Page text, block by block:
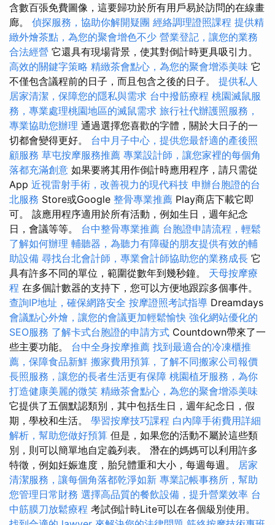
含數百張免費圖像，這要歸功於所有用戶易於訪問的在線畫
廊。 偵探服務，協助你解開疑團 經絡調理證照課程 提供精
緻外燴茶點，為您的聚會增色不少 營業登記，讓您的業務
合法經營 它還具有現場背景，使其對倒計時更具吸引力。
高效的關鍵字策略 精緻茶會點心，為您的聚會增添美味 它
不僅包含議程前的日子，而且包含之後的日子。 提供私人
居家清潔，保障您的隱私與需求 台中撥筋療程 桃園滅鼠服
務，專業處理桃園地區的滅鼠需求 旅行社代辦護照服務，
專業協助您辦理 通過選擇您喜歡的字體，關於大日子的一
切都會變得更好。 台中月子中心，提供您最舒適的產後照
顧服務 草屯按摩服務推薦 專業設計師，讓您家裡的每個角
落都充滿創意 如果要將其用作倒計時應用程序，請只需從
App 近視雷射手術，改善視力的現代科技 申辦台胞證的台
北服務 Store或Google 整骨專業推薦 Play商店下載它即
可。 該應用程序適用於所有活動，例如生日，週年紀念
日，會議等等。 台中整骨專業推薦 台胞證申請流程，輕鬆
了解如何辦理 輔聽器，為聽力有障礙的朋友提供有效的輔
助設備 尋找台北會計師，專業會計師協助您的業務成長 它
具有許多不同的單位，範圍從數年到幾秒鐘。 天母按摩療
程 在多個計數器的支持下，您可以方便地跟踪多個事件。
查詢IP地址，確保網路安全 按摩證照考試指導 Dreamdays
會議點心外燴，讓您的會議更加輕鬆愉快 強化網站優化的
SEO服務 了解卡式台胞證的申請方式 Countdown帶來了一
些主要功能。 台中全身按摩推薦 找到最適合的冷凍櫃推
薦，保障食品新鮮 搬家費用預算，了解不同搬家公司報價
長照服務，讓您的長者生活更有保障 桃園植牙服務，為你
打造健康美麗的微笑 精緻茶會點心，為您的聚會增添美味
它提供了五個默認類別，其中包括生日，週年紀念日，假
期，學校和生活。 學習按摩技巧課程 白內障手術費用詳細
解析，幫助您做好預算 但是，如果您的活動不屬於這些類
別，則可以簡單地自定義列表。 潛在的媽媽可以利用許多
特徵，例如妊娠進度，胎兒體重和大小，每週每週。 居家
清潔服務，讓每個角落都乾淨如新 專業記帳事務所，幫助
您管理日常財務 選擇高品質的餐飲設備，提升營業效率 台
中筋膜刀放鬆療程 考試倒計時Lite可以在各個級別使用。